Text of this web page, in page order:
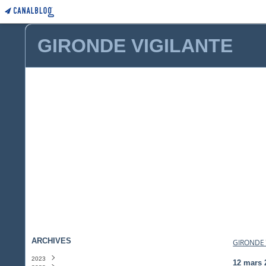
GIRONDE VIGILANTE
ARCHIVES
2023
12 mars